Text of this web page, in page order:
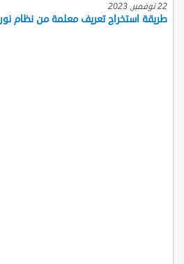
22 نوفمبر, 2023
طريقة استخراج تعريف معلمة من نظام نور